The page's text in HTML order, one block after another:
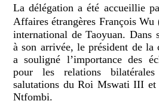
La délégation a été accueillie
Affaires étrangères François
international de Taoyuan. Dans
à son arrivée, le président de la
a souligné l’importance des
pour les relations
salutations du Roi Mswati III et
Ntfombi.